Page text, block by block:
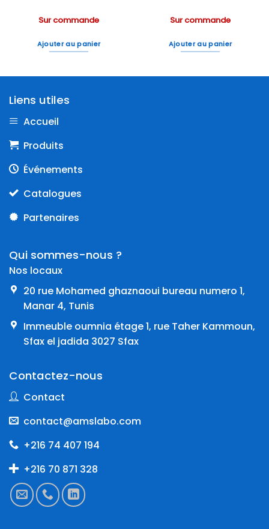
Sur commande
Ajouter au panier
Sur commande
Ajouter au panier
Liens utiles
Accueil
Produits
Événements
Catalogues
Partenaires
Qui sommes-nous ?
Nos locaux
20 rue Mohamed ghaznaoui bureau numero 1,
Manar 4, Tunis
Immeuble oumnia étage 1, rue Taher Kammoun,
Sfax el jadida 3027 Sfax
Contactez-nous
Contact
contact@amslabo.com
+216 74 407 194
+216 70 871 328